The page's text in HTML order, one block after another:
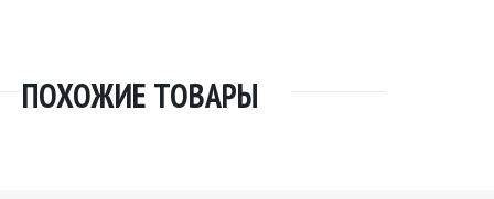
ПОХОЖИЕ ТОВАРЫ